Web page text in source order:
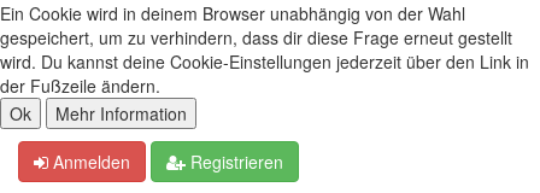
Ein Cookie wird in deinem Browser unabhängig von der Wahl
gespeichert, um zu verhindern, dass dir diese Frage erneut gestellt
wird. Du kannst deine Cookie-Einstellungen jederzeit über den Link in
der Fußzeile ändern.
Anmelden Registrieren